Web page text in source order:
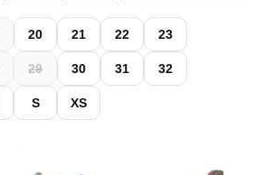
20 21 22 23
29 30 31 32
S XS